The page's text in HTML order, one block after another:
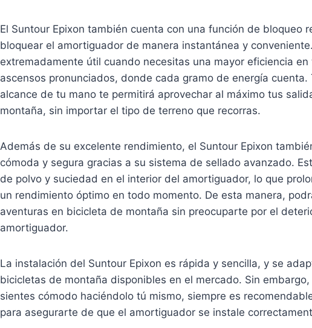
El Suntour Epixon también cuenta con una función de bloqueo
bloquear el amortiguador de manera instantánea y
extremadamente útil cuando necesitas una mayor eficiencia
ascensos pronunciados, donde cada gramo de energía cuenta.
alcance de tu mano te permitirá aprovechar al máximo tus
montaña, sin importar el tipo de terreno que recorras.
Además de su excelente rendimiento, el Suntour Epixon
cómoda y segura gracias a su sistema de sellado avanzado.
de polvo y suciedad en el interior del amortiguador, lo que
un rendimiento óptimo en todo momento. De esta manera,
aventuras en bicicleta de montaña sin preocuparte por el
amortiguador.
La instalación del Suntour Epixon es rápida y sencilla, y se
bicicletas de montaña disponibles en el mercado. Sin
sientes cómodo haciéndolo tú mismo, siempre es
para asegurarte de que el amortiguador se instale